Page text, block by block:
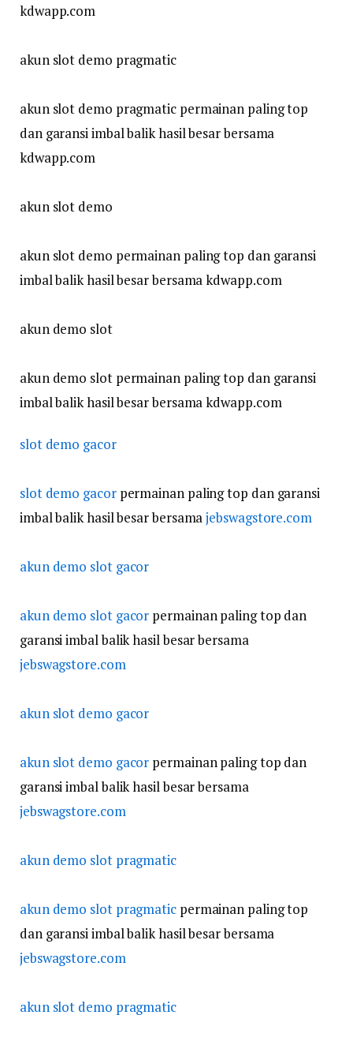
kdwapp.com
akun slot demo pragmatic
akun slot demo pragmatic permainan paling top
dan garansi imbal balik hasil besar bersama
kdwapp.com
akun slot demo
akun slot demo permainan paling top dan garansi
imbal balik hasil besar bersama kdwapp.com
akun demo slot
akun demo slot permainan paling top dan garansi
imbal balik hasil besar bersama kdwapp.com
slot demo gacor
slot demo gacorpermainan paling top dan garansi
imbal balik hasil besar bersamajebswagstore.com
akun demo slot gacor
akun demo slot gacor permainan paling top dan
garansi imbal balik hasil besar bersama
jebswagstore.com
akun slot demo gacor
akun slot demo gacor permainan paling top dan
garansi imbal balik hasil besar bersama
jebswagstore.com
akun demo slot pragmatic
akun demo slot pragmaticpermainan paling top
dan garansi imbal balik hasil besar bersama
jebswagstore.com
akun slot demo pragmatic